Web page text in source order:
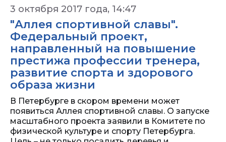
3 октября 2017 года, 14:47
"Аллея спортивной славы".
Федеральный проект,
направленный на повышение
престижа профессии тренера,
развитие спорта и здорового
образа жизни
В Петербурге в скором времени может
появиться Аллея спортивной славы. О запуске
масштабного проекта заявили в Комитете по
физической культуре и спорту Петербурга.